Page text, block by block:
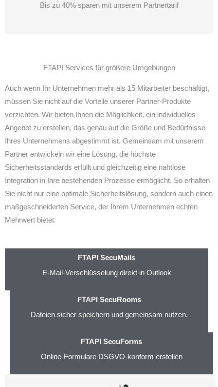
Bis zu 40% sparen mit unserem Partnertarif
FTAPI Services für größere Umgebungen
Auch wenn Ihr Unternehmen mehr als 15 Mitarbeiter beschäftigt,
müssen Sie nicht auf die Vorteile unserer Partner-Produkte
verzichten. Wir bieten Ihnen die Möglichkeit, ein individuelles
Angebot zu erstellen, das genau auf die Größe und Bedürfnisse
Ihres Unternehmens abgestimmt ist. Gemeinsam mit unserem
Partner entwickeln wir eine Lösung, die höchste
Sicherheitsstandards erfüllt und gleichzeitig eine nahtlose
Integration in Ihre bestehenden Prozesse ermöglicht. So erhalten
Sie nicht nur eine optimale Sicherheitslösung, sondern auch einen
maßgeschneiderten Service, der Ihrem Unternehmen echten
Mehrwert bietet.
FTAPI SecuMails
E-Mail-Verschlüsselung direkt in Outlook
FTAPI SecuRooms
Dateien sicher speichern und gemeinsam nutzen.
FTAPI SecuForms
Online-Formulare DSGVO-konform erstellen